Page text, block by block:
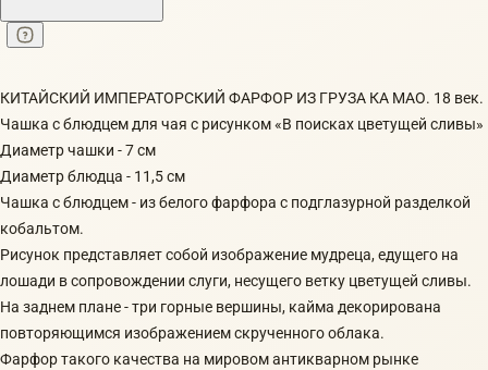
КИТАЙСКИЙ ИМПЕРАТОРСКИЙ ФАРФОР ИЗ ГРУЗА КА МАО. 18 век.
Чашка с блюдцем для чая с рисунком «В поисках цветущей сливы»
Диаметр чашки - 7 см
Диаметр блюдца - 11,5 см
Чашка с блюдцем - из белого фарфора с подглазурной разделкой
кобальтом.
Рисунок представляет собой изображение мудреца, едущего на
лошади в сопровождении слуги, несущего ветку цветущей сливы.
На заднем плане - три горные вершины, кайма декорирована
повторяющимся изображением скрученного облака.
Фарфор такого качества на мировом антикварном рынке